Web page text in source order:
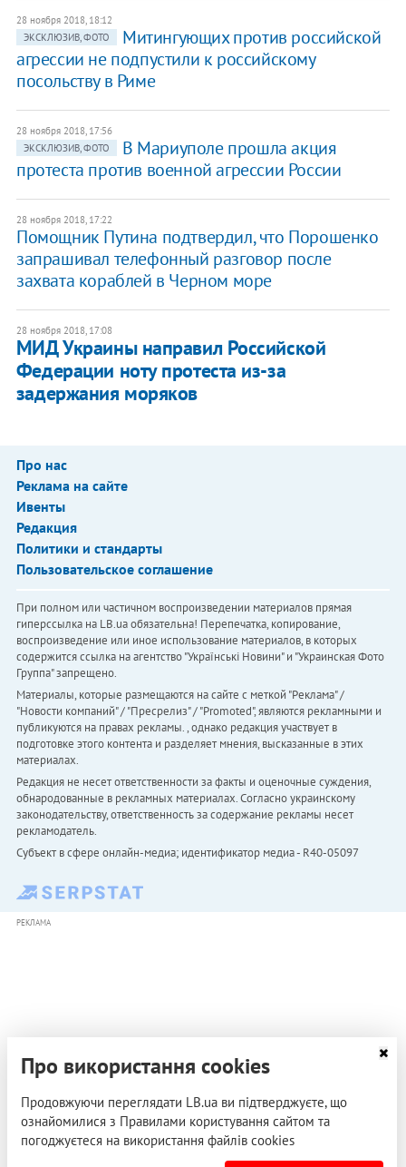
28 ноября 2018, 18:12
ЭКСКЛЮЗИВ, ФОТО
Митингующих против российской
агрессии не подпустили к российскому
посольству в Риме
28 ноября 2018, 17:56
ЭКСКЛЮЗИВ, ФОТО
В Мариуполе прошла акция
протеста против военной агрессии России
28 ноября 2018, 17:22
Помощник Путина подтвердил, что Порошенко
запрашивал телефонный разговор после
захвата кораблей в Черном море
28 ноября 2018, 17:08
МИД Украины направил Российской
Федерации ноту протеста из-за
задержания моряков
Про нас
Реклама на сайте
Ивенты
Редакция
Политики и стандарты
Пользовательское соглашение
При полном или частичном воспроизведении материалов прямая
гиперссылка на LB.ua обязательна! Перепечатка, копирование,
воспроизведение или иное использование материалов, в которых
содержится ссылка на агентство "Українськi Новини" и "Украинская Фото
Группа" запрещено.
Материалы, которые размещаются на сайте с меткой "Реклама" /
"Новости компаний" / "Пресрелиз" / "Promoted", являются рекламными и
публикуются на правах рекламы. , однако редакция участвует в
подготовке этого контента и разделяет мнения, высказанные в этих
материалах.
Редакция не несет ответственности за факты и оценочные суждения,
обнародованные в рекламных материалах. Согласно украинскому
законодательству, ответственность за содержание рекламы несет
рекламодатель.
Субъект в сфере онлайн-медиа; идентификатор медиа - R40-05097
РЕКЛАМА
Про використання cookies
Продовжуючи переглядати LB.ua ви підтверджуєте, що
ознайомилися з Правилами користування сайтом та
погоджуєтеся на використання файлів cookies